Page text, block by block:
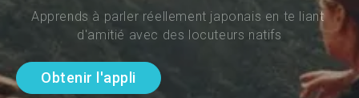
Apprends à parler réellement japonais en te liant
d'amitié avec des locuteurs natifs
Obtenir l'appli